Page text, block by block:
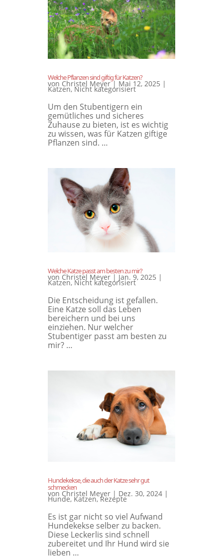
Welche Pflanzen sind giftig für Katzen?
von Christel Meyer| Mai 12, 2025 |
Katzen,Nicht kategorisiert
Um den Stubentigern ein
gemütliches und sicheres
Zuhause zu bieten, ist es wichtig
zu wissen, was für Katzen giftige
Pflanzen sind. …
Welche Katze passt am besten zu mir?
von Christel Meyer | Jan. 9, 2025 |
Katzen,Nicht kategorisiert
Die Entscheidung ist gefallen.
Eine Katze soll das Leben
bereichern und bei uns
einziehen. Nur welcher
Stubentiger passt am besten zu
mir? …
Hundekekse, die auch der Katze sehr gut
schmecken
von Christel Meyer | Dez. 30, 2024 |
Hunde, Katzen,Rezepte
Es ist gar nicht so viel Aufwand
Hundekekse selber zu backen.
Diese Leckerlis sind schnell
zubereitet und Ihr Hund wird sie
lieben …